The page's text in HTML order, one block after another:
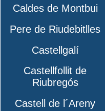
Caldes de Montbui
Pere de Riudebitlles
Castellgalí
Castellfollit de
Riubregós
Castell de l´Areny